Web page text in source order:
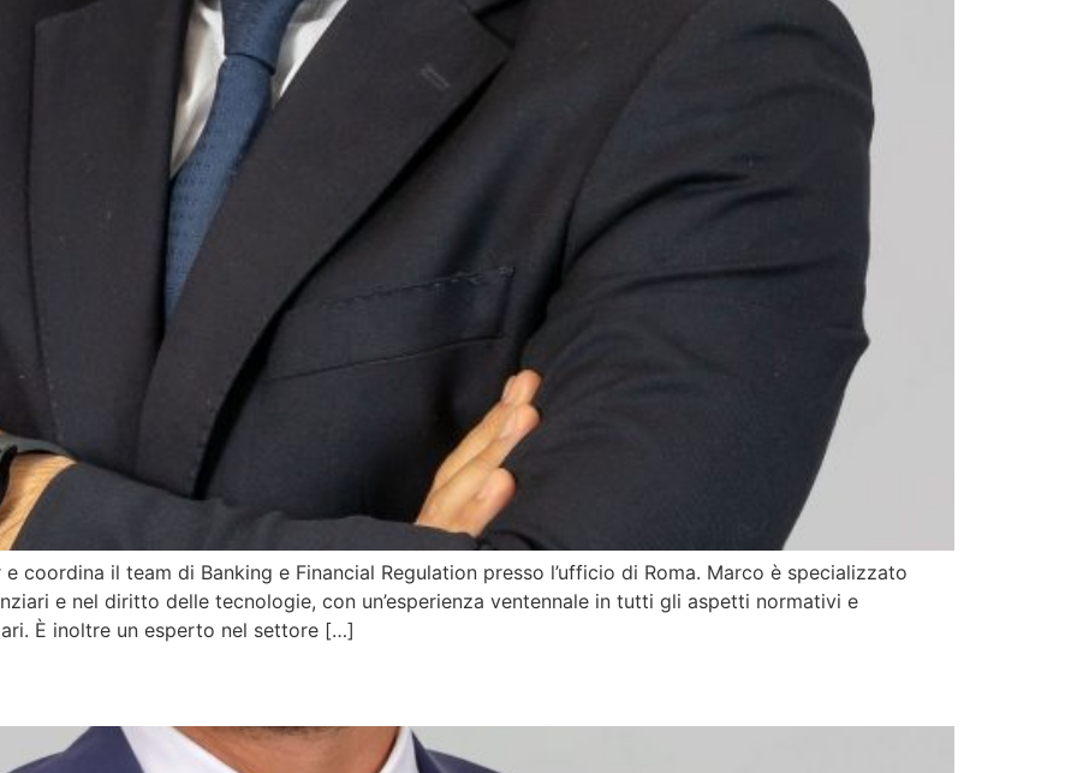
coordina il team di Banking e Financial Regulation presso l’ufficio di Roma. Marco è specializzato
e nel diritto delle tecnologie, con un’esperienza ventennale in tutti gli aspetti normativi e
È inoltre un esperto nel settore […]